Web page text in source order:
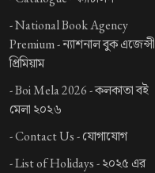
-National Book Agency
Premium -ন্যাশনাল বুক এজেন্সী
প্রিমিয়াম
-Boi Mela 2026 -কলকাতা বই
মেলা ২০২৬
-Contact Us -যোগাযোগ
-List of Holidays -২০২৫ এর